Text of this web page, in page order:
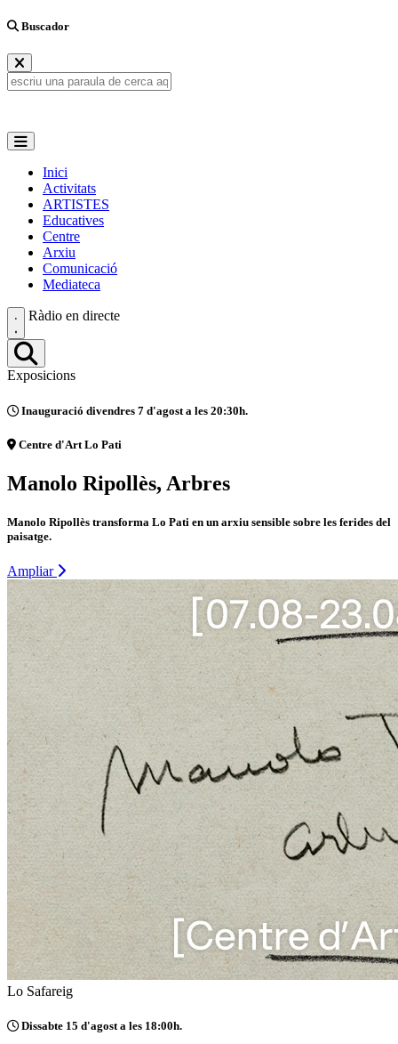
Buscador
Inici
Activitats
ARTISTES
Educatives
Centre
Arxiu
Comunicació
Mediateca
Ràdio en directe
Exposicions
Inauguració divendres 7 d'agost a les 20:30h.
Centre d'Art Lo Pati
Manolo Ripollès, Arbres
Manolo Ripollès transforma Lo Pati en un arxiu sensible sobre les ferides del
paisatge.
Ampliar
Lo Safareig
Dissabte 15 d'agost a les 18:00h.